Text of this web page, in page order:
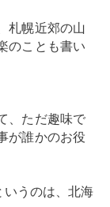
札幌近郊の山
のことも書い
、ただ趣味で
が誰かのお役
いうのは、北海